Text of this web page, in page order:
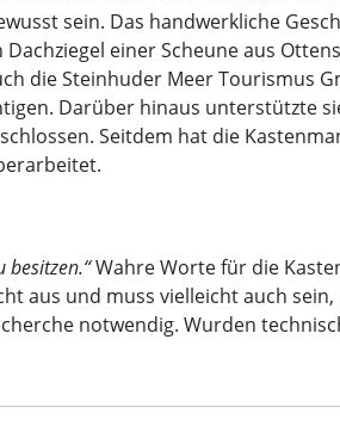
sein. Das handwerkliche
einer Scheune aus
die Steinhuder Meer Tourismus
Darüber hinaus unterstützte
Seitdem hat die
besitzen.“Wahre Worte für die
aus und muss vielleicht auch
notwendig. Wurden